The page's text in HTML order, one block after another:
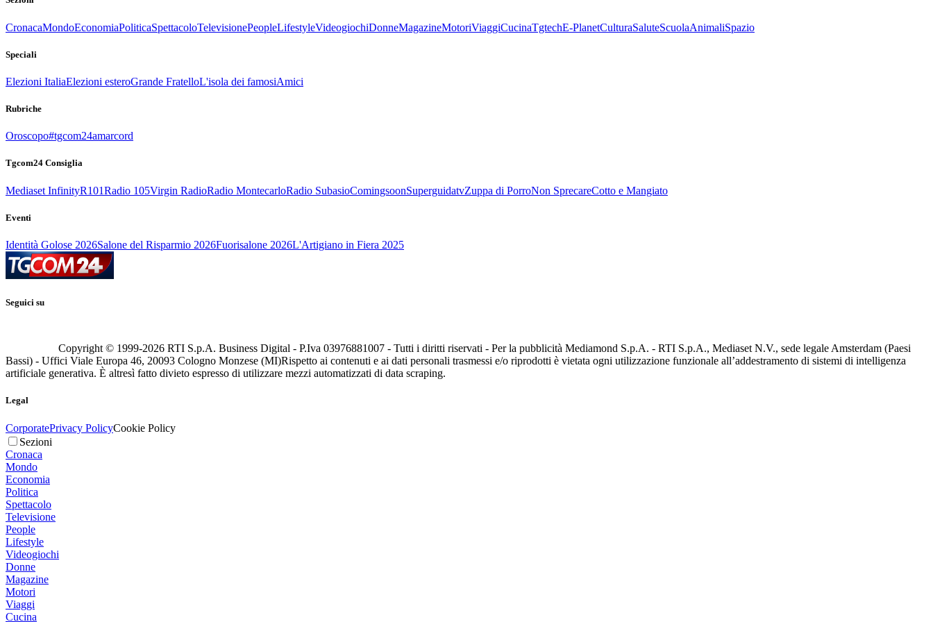
CronacaMondoEconomiaPoliticaSpettacoloTelevisionePeopleLifestyleVideogiochiDonneMagazineMotoriViaggiCucinaTgtechE-PlanetCulturaSaluteScuolaAnimaliSpazio
Speciali
Elezioni ItaliaElezioni esteroGrande FratelloL'isola dei famosiAmici
Rubriche
Oroscopo#tgcom24amarcord
Tgcom24 Consiglia
Mediaset InfinityR101Radio 105Virgin RadioRadio MontecarloRadio SubasioComingsoonSuperguidatvZuppa di PorroNon SprecareCotto e Mangiato
Eventi
Identità Golose 2026Salone del Risparmio 2026Fuorisalone 2026L'Artigiano in Fiera 2025
Seguici su
Copyright © 1999-2026 RTI S.p.A. Business Digital - P.Iva 03976881007 - Tutti i diritti riservati - Per la pubblicità Mediamond S.p.A. - RTI S.p.A., Mediaset N.V., sede legale Amsterdam (Paesi
Bassi) - Uffici Viale Europa 46, 20093 Cologno Monzese (MI)Rispetto ai contenuti e ai dati personali trasmessi e/o riprodotti è vietata ogni utilizzazione funzionale all’addestramento di sistemi di intelligenza
artificiale generativa. È altresì fatto divieto espresso di utilizzare mezzi automatizzati di data scraping.
Legal
CorporatePrivacy PolicyCookie Policy
Sezioni
Cronaca
Mondo
Economia
Politica
Spettacolo
Televisione
People
Lifestyle
Videogiochi
Donne
Magazine
Motori
Viaggi
Cucina